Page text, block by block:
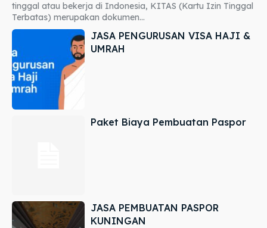
tinggal atau bekerja di Indonesia, KITAS (Kartu Izin Tinggal
Terbatas) merupakan dokumen...
JASA PENGURUSAN VISA HAJI &
UMRAH
Paket Biaya Pembuatan Paspor
JASA PEMBUATAN PASPOR
KUNINGAN